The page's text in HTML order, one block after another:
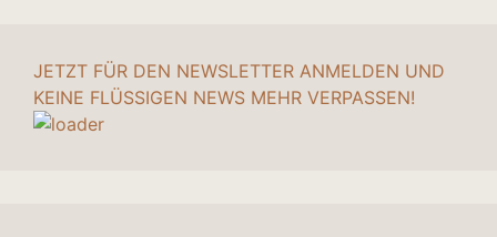
JETZT FÜR DEN NEWSLETTER ANMELDEN UND
KEINE FLÜSSIGEN NEWS MEHR VERPASSEN!